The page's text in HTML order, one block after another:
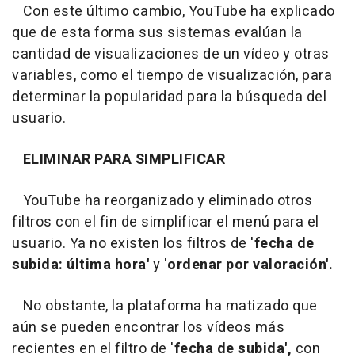
Con este último cambio, YouTube ha explicado
que de esta forma sus sistemas evalúan la
cantidad de visualizaciones de un vídeo y otras
variables, como el tiempo de visualización, para
determinar la popularidad para la búsqueda del
usuario.
ELIMINAR PARA SIMPLIFICAR
YouTube ha reorganizado y eliminado otros
filtros con el fin de simplificar el menú para el
usuario. Ya no existen los filtros de 'fecha de
subida: última hora'y 'ordenar por valoración'.
No obstante, la plataforma ha matizado que
aún se pueden encontrar los vídeos más
recientes en el filtro de 'fecha de subida', con